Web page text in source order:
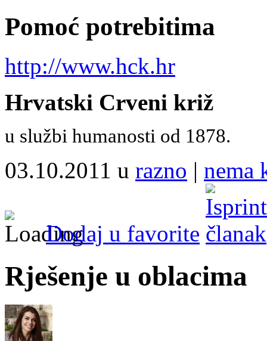
Pomoć potrebitima
http://www.hck.hr
Hrvatski Crveni križ
u službi humanosti od 1878.
03.10.2011 u razno | nema
Dodaj u favorite
Rješenje u oblacima